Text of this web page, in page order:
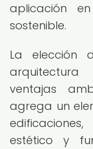
aplicación
sostenible.
La elección
ventajas
agrega un
estético y